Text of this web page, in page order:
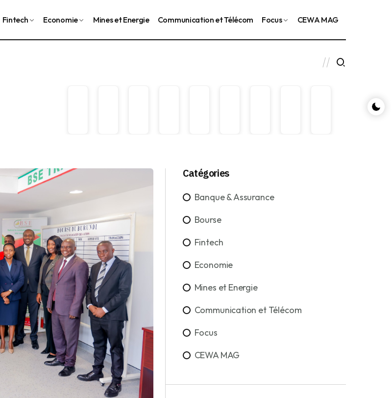
Fintech Economie Mines et Energie Communication et Télécom Focus CEWA MAG
Le
Catégories
Banque & Assurance
Bourse
Fintech
Economie
Mines et Energie
Communication et Télécom
Focus
CEWA MAG